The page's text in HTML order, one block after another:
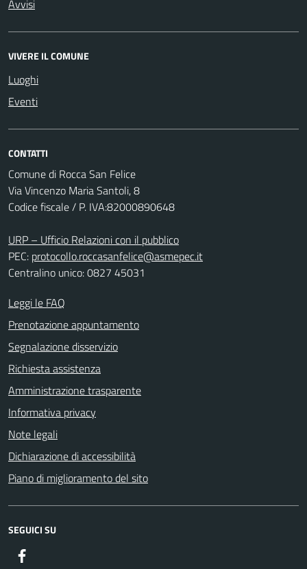
Avvisi
VIVERE IL COMUNE
Luoghi
Eventi
CONTATTI
Comune di Rocca San Felice
Via Vincenzo Maria Santoli, 8
Codice fiscale / P. IVA:82000890648
URP – Ufficio Relazioni con il pubblico
PEC: protocollo.roccasanfelice@asmepec.it
Centralino unico: 0827 45031
Leggi le FAQ
Prenotazione appuntamento
Segnalazione disservizio
Richiesta assistenza
Amministrazione trasparente
Informativa privacy
Note legali
Dichiarazione di accessibilità
Piano di miglioramento del sito
SEGUICI SU